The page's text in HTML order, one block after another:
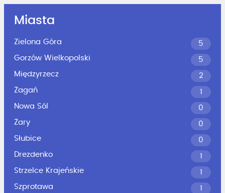
Miasta
Zielona Góra
5
Gorzów Wielkopolski
5
Międzyrzecz
2
Żagań
1
Nowa Sól
0
Żary
0
Słubice
0
Drezdenko
1
Strzelce Krajeńskie
1
Szprotawa
1